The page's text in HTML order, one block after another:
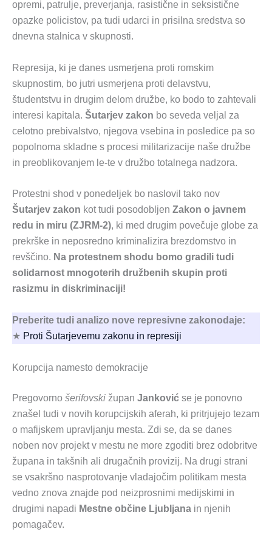
opremi, patrulje, preverjanja, rasistične in seksistične
opazke policistov, pa tudi udarci in prisilna sredstva so
dnevna stalnica v skupnosti.
Represija, ki je danes usmerjena proti romskim
skupnostim, bo jutri usmerjena proti delavstvu,
študentstvu in drugim delom družbe, ko bodo to zahtevali
interesi kapitala. Šutarjev zakon bo seveda veljal za
celotno prebivalstvo, njegova vsebina in posledice pa so
popolnoma skladne s procesi militarizacije naše družbe
in preoblikovanjem le-te v družbo totalnega nadzora.
Protestni shod v ponedeljek bo naslovil tako nov
Šutarjev zakon kot tudi posodobljen Zakon o javnem
redu in miru (ZJRM-2), ki med drugim povečuje globe za
prekrške in neposredno kriminalizira brezdomstvo in
revščino. Na protestnem shodu bomo gradili tudi
solidarnost mnogoterih družbenih skupin proti
rasizmu in diskriminaciji!
Preberite tudi analizo nove represivne zakonodaje:
★ Proti Šutarjevemu zakonu in represiji
Korupcija namesto demokracije
Pregovorno šerifovski župan Janković se je ponovno
znašel tudi v novih korupcijskih aferah, ki pritrjujejo tezam
o mafijskem upravljanju mesta. Zdi se, da se danes
noben nov projekt v mestu ne more zgoditi brez odobritve
župana in takšnih ali drugačnih provizij. Na drugi strani
se vsakršno nasprotovanje vladajočim politikam mesta
vedno znova znajde pod neizprosnimi medijskimi in
drugimi napadi Mestne občine Ljubljana in njenih
pomagačev.